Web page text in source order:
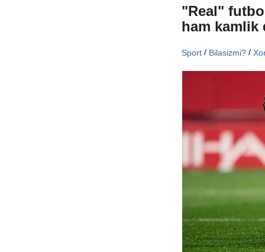
"Real"
ham kamlik
Sport / Bilasizmi? /